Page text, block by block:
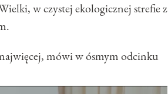
w czystej ekologicznej strefie z
mówi w ósmym odcinku